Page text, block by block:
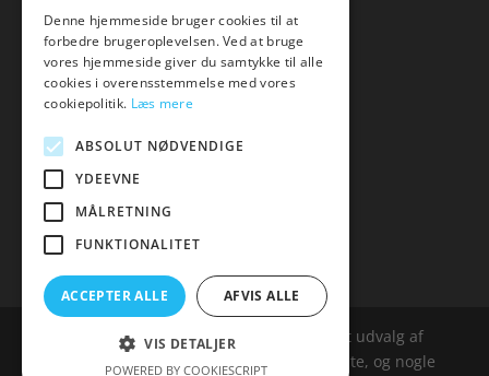
Tlf: 7876 8672
Mail: hej@amare.dk
Amare.dk er siden, der samler et bredt udvalg af
spændende varer. Siden er et affailiatesite, og nogle
Denne hjemmeside bruger cookies til at
forbedre brugeroplevelsen. Ved at bruge
vores hjemmeside giver du samtykke til alle
cookies i overensstemmelse med vores
cookiepolitik. Læs mere
ABSOLUT NØDVENDIGE
YDEEVNE
MÅLRETNING
FUNKTIONALITET
ACCEPTER ALLE AFVIS ALLE
VIS DETALJER
POWERED BY COOKIESCRIPT